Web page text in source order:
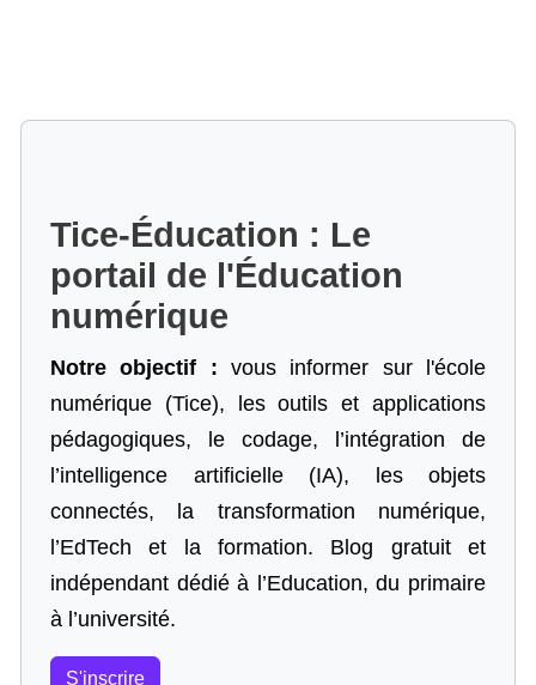
Tice-Éducation : Le
portail de l'Éducation
numérique
Notre objectif : vous informer sur l'école
numérique (Tice), les outils et applications
pédagogiques, le codage,
l’intégration de
l’intelligence artificielle (IA), les objets
connectés, la transformation numérique,
l’EdTech et la formation. Blog gratuit et
indépendant dédié à l’Education, du primaire
à l’université.
S'inscrire